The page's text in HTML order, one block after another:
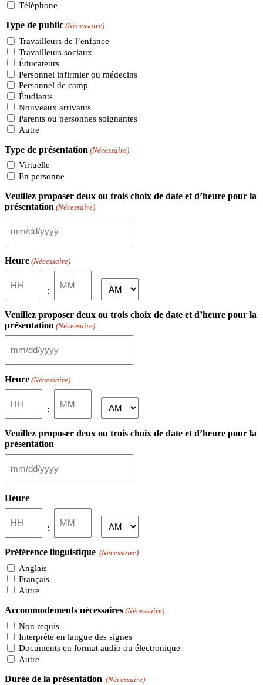
Téléphone
Type de public (Nécessaire)
Travailleurs de l’enfance
Travailleurs sociaux
Éducateurs
Personnel infirmier ou médecins
Personnel de camp
Étudiants
Nouveaux arrivants
Parents ou personnes soignantes
Autre
Type de présentation (Nécessaire)
Virtuelle
En personne
Veuillez proposer deux ou trois choix de date et d’heure pour la
présentation (Nécessaire)
MM
slash
DD
Heure (Nécessaire)
: AM/PM
Veuillez proposer deux ou trois choix de date et d’heure pour la
présentation (Nécessaire)
MM
slash
DD
Heure (Nécessaire)
: AM/PM
Veuillez proposer deux ou trois choix de date et d’heure pour la
présentation
MM
slash
DD
Heure
: AM/PM
Préférence linguistique (Nécessaire)
Anglais
Français
Autre
Accommodements nécessaires (Nécessaire)
Non requis
Interprète en langue des signes
Documents en format audio ou électronique
Autre
Durée de la présentation (Nécessaire)